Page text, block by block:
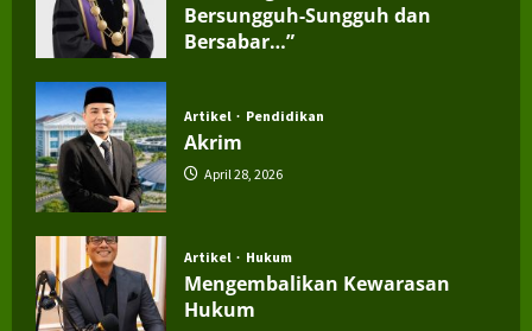
Bersungguh-Sungguh dan
Bersabar…”
Artikel Pendidikan
Akrim
April 28, 2026
Artikel Hukum
Mengembalikan Kewarasan
Hukum